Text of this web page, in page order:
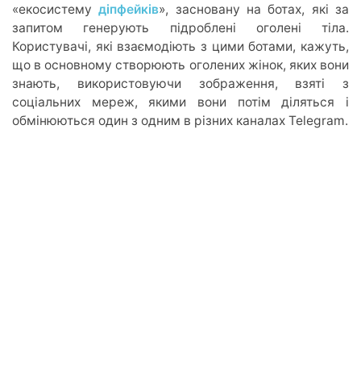
«екосистемудіпфейків», засновану на ботах, які за
запитом генерують підроблені оголені тіла.
Користувачі, які взаємодіють з цими ботами, кажуть,
що в основному створюють оголених жінок, яких вони
знають, використовуючи зображення, взяті з
соціальних мереж, якими вони потім діляться і
обмінюються один з одним в різних каналах Telegram.